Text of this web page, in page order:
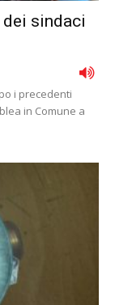
sindaci
i precedenti
in Comune a